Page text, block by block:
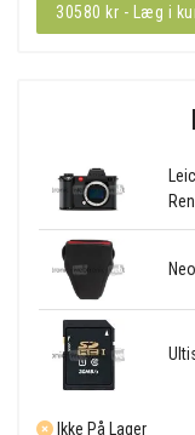
30580 kr - Læg i
Ikke På Lager